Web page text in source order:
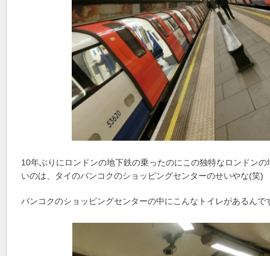
10年ぶりにロンドンの地下鉄の乗ったのにこの独特なロンドン
いのは、タイのバンコクのショッピングセンターのせいやな(笑)
バンコクのショッピングセンターの中にこんなトイレがあるんで